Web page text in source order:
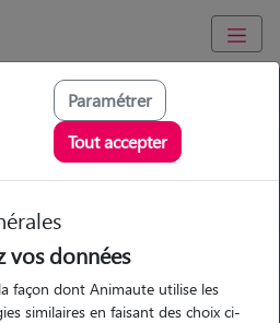
Saint-Sépulchre : Garde chien et
visites et promenades
animaux à
sitters à Neuvy-
Paramétrer
Tout accepter
vos données
façon dont Animaute utilise les
similaires en faisant des choix ci-